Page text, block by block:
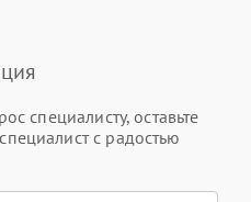
специалисту, оставьте
с радостью